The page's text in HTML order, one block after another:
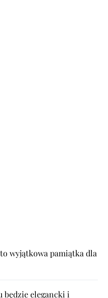
wyjątkowa pamiątka dla
będzie elegancki i